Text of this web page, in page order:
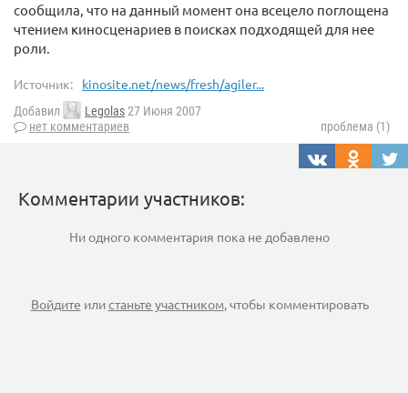
сообщила, что на данный момент она всецело поглощена
чтением киносценариев в поисках подходящей для нее
роли.
Источник: kinosite.net/news/fresh/agiler...
Добавил Legolas27 Июня 2007
нет комментариев
проблема (1)
Комментарии участников:
Ни одного комментария пока не добавлено
Войдите илистаньте участником, чтобы комментировать